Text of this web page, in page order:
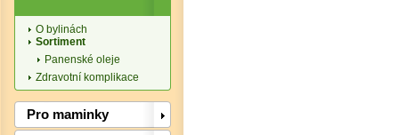
O bylinách
Sortiment
Panenské oleje
Zdravotní komplikace
Pro maminky